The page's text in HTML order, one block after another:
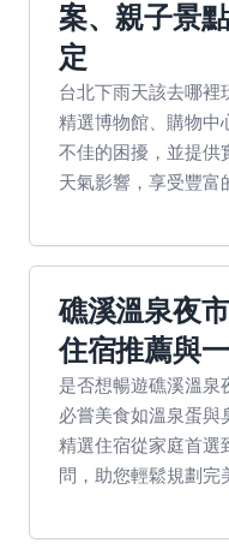
案、親子景
定
台北下雨天該去哪裡
精選博物館、購物中
不佳的困擾，並提供
天氣影響，享受豐富
礁溪溫泉夜
住宿推薦與
是否想暢遊礁溪溫泉
必嘗美食如溫泉蛋與
精選住宿從家庭首選
問，助您輕鬆規劃完